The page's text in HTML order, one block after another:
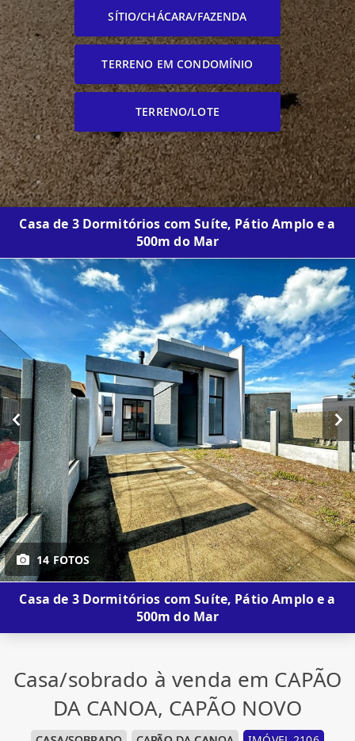
SÍTIO/CHÁCARA/FAZENDA
TERRENO EM CONDOMÍNIO
TERRENO/LOTE
Casa de 3 Dormitórios com Suíte, Pátio Amplo e a
500m do Mar
14 FOTOS
Casa de 3 Dormitórios com Suíte, Pátio Amplo e a
500m do Mar
Casa/sobrado à venda em CAPÃO
DA CANOA, CAPÃO NOVO